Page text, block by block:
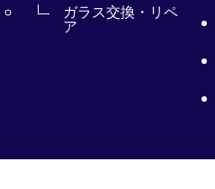
ガラス交換・リペ
ア